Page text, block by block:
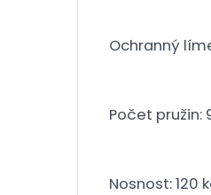
Ochranný
Počet pružin:
Nosnost: 120